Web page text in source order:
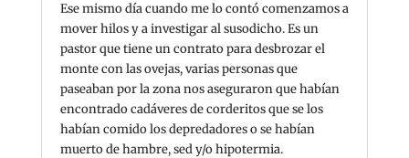
Ese mismo día cuando me lo contó comenzamos a
mover hilos y a investigar al susodicho. Es un
pastor que tiene un contrato para desbrozar el
monte con las ovejas, varias personas que
paseaban por la zona nos aseguraron que habían
encontrado cadáveres de corderitos que se los
habían comido los depredadores o se habían
muerto de hambre, sed y/o hipotermia.